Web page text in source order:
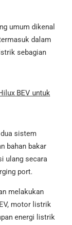
umum dikenal
dalam
sebagian
BEV untuk
sistem
bahan bakar
ulang secara
port.
melakukan
motor listrik
energi listrik